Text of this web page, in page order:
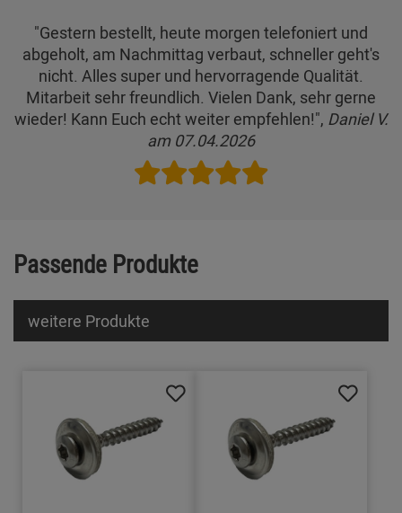
"Gestern bestellt, heute morgen telefoniert und
abgeholt, am Nachmittag verbaut, schneller geht's
nicht. Alles super und hervorragende Qualität.
Mitarbeit sehr freundlich. Vielen Dank, sehr gerne
wieder! Kann Euch echt weiter empfehlen!", Daniel V.
am 07.04.2026
Passende Produkte
weitere Produkte